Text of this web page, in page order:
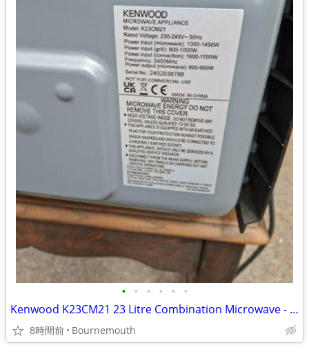
• • • • • •
Kenwood K23CM21 23 Litre Combination Microwave - As Good As New
8時間前 Bournemouth